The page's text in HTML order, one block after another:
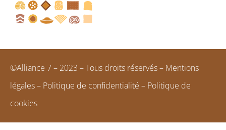
©Alliance 7 – 2023 – Tous droits réservés – Mentions
légales– Politique de confidentialité – Politique de
cookies